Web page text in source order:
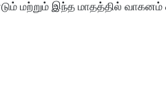
மற்றும் இந்த மாதத்தில்